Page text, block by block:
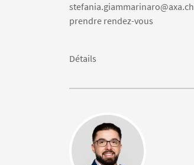
stefania.giammarinaro@axa.ch
prendre rendez-vous
Détails